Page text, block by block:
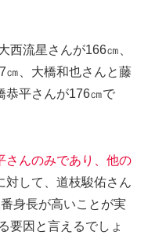
西流星さんが166㎝、
㎝、大橋和也さんと藤
恭平さんが176㎝で
さんのみであり、他の
対して、道枝駿佑さん
身長が高いことが実
要因と言えるでしょ